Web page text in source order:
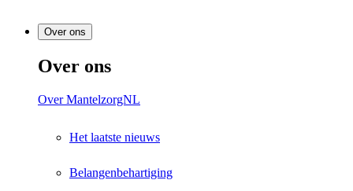
Over ons
Over ons
Over MantelzorgNL
Het laatste nieuws
Belangenbehartiging